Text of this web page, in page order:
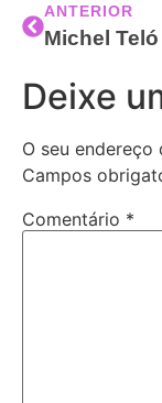
ANTERIOR
Deixe
O seu
Campos
Comentário *